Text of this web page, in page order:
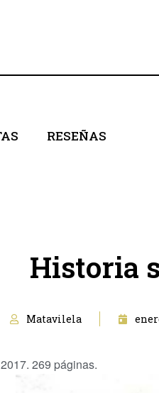
RESEÑAS
Historia
Matavilela
269 páginas.